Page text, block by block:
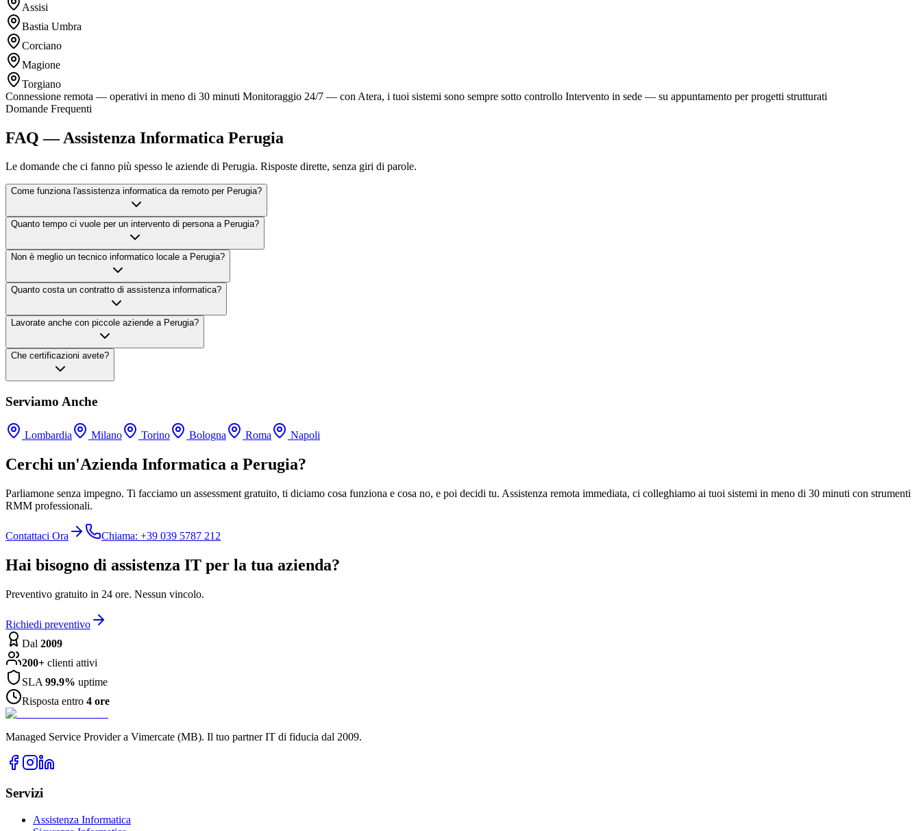
Assisi
Bastia Umbra
Corciano
Magione
Torgiano
Connessione remota — operativi in meno di 30 minuti Monitoraggio 24/7 — con Atera, i tuoi sistemi sono sempre sotto controllo Intervento in sede — su appuntamento per progetti strutturati
Domande Frequenti
FAQ — Assistenza Informatica Perugia
Le domande che ci fanno più spesso le aziende di Perugia. Risposte dirette, senza giri di parole.
Come funziona l'assistenza informatica da remoto per Perugia?
Quanto tempo ci vuole per un intervento di persona a Perugia?
Non è meglio un tecnico informatico locale a Perugia?
Quanto costa un contratto di assistenza informatica?
Lavorate anche con piccole aziende a Perugia?
Che certificazioni avete?
Serviamo Anche
Lombardia Milano Torino Bologna Roma Napoli
Cerchi un'Azienda Informatica a Perugia?
Parliamone senza impegno. Ti facciamo un assessment gratuito, ti diciamo cosa funziona e cosa no, e poi decidi tu. Assistenza remota immediata, ci colleghiamo ai tuoi sistemi in meno di 30 minuti con strumenti
RMM professionali.
Contattaci Ora Chiama: +39 039 5787 212
Hai bisogno di assistenza IT per la tua azienda?
Preventivo gratuito in 24 ore. Nessun vincolo.
Richiedi preventivo
Dal 2009
200+ clienti attivi
SLA 99.9% uptime
Risposta entro 4 ore
Managed Service Provider a Vimercate (MB). Il tuo partner IT di fiducia dal 2009.
Servizi
Assistenza Informatica